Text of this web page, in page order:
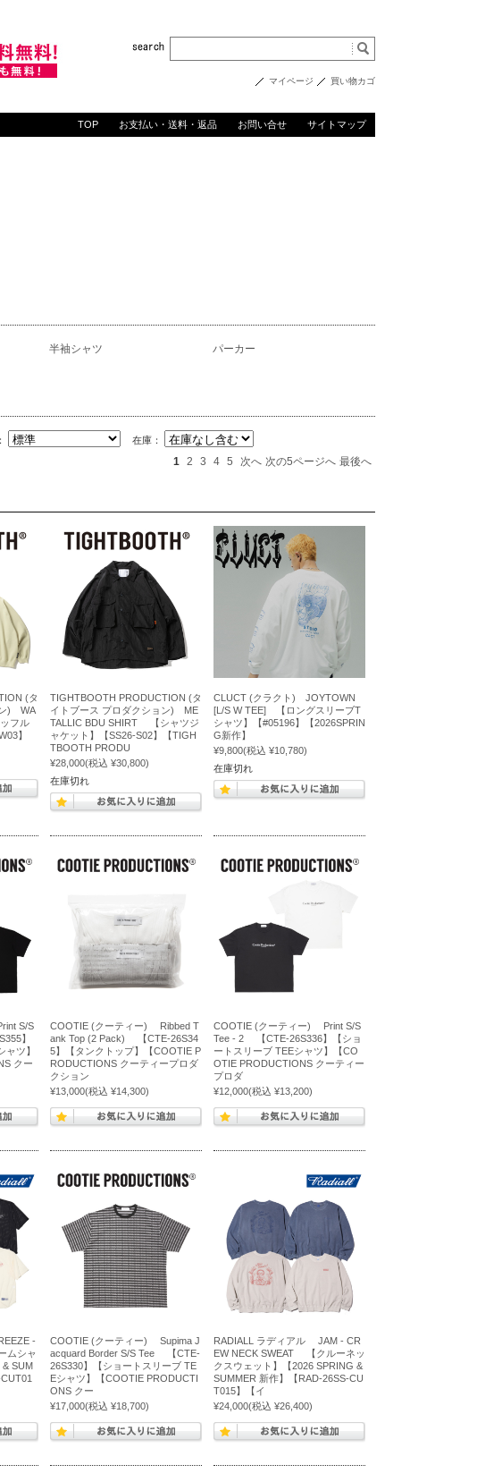
マイページ 買い物カゴ
TOP お支払い・送料・返品 お問い合せ サイトマップ
半袖シャツ パーカー
在庫：
1 2 3 4 5 次へ 次の5ページへ 最後へ
(タ
ン) WA
フル
】
TIGHTBOOTH PRODUCTION (タ
イトブース プロダクション) ME
TALLIC BDU SHIRT 【シャツジ
ャケット】【SS26-S02】【TIGH
TBOOTH PRODU
¥28,000(税込 ¥30,800)
在庫切れ
CLUCT (クラクト) JOYTOWN
[L/S W TEE] 【ロングスリーブT
シャツ】【#05196】【2026SPRIN
G新作】
¥9,800(税込 ¥10,780)
在庫切れ
S/S
】
ャツ】
クー
COOTIE (クーティー) Ribbed T
ank Top (2 Pack) 【CTE-26S34
5】【タンクトップ】【COOTIE P
RODUCTIONS クーティープロダ
クション
¥13,000(税込 ¥14,300)
COOTIE (クーティー) Print S/S
Tee - 2 【CTE-26S336】【ショ
ートスリーブ TEEシャツ】【CO
OTIE PRODUCTIONS クーティー
プロダ
¥12,000(税込 ¥13,200)
-
ムシャ
& SUM
COOTIE (クーティー) Supima J
acquard Border S/S Tee 【CTE-
26S330】【ショートスリーブ TE
Eシャツ】【COOTIE PRODUCTI
ONS クー
¥17,000(税込 ¥18,700)
RADIALL ラディアル JAM - CR
EW NECK SWEAT 【クルーネッ
クスウェット】【2026 SPRING &
SUMMER 新作】【RAD-26SS-CU
T015】【イ
¥24,000(税込 ¥26,400)